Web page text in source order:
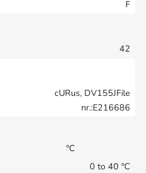
F
42
cURus, DV155JFile
nr.:E216686
°C
0 to 40 °C